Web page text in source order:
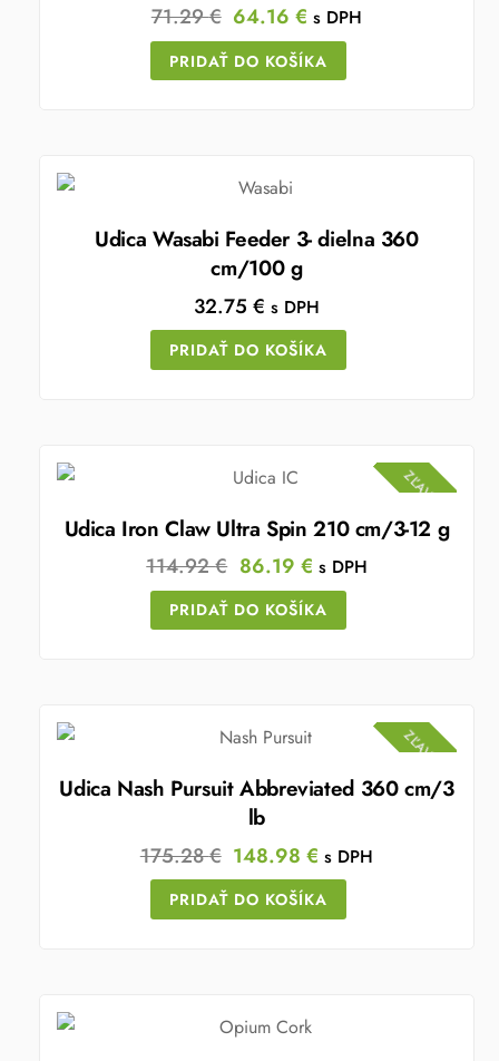
71.29€ Original
price
was:
64.16€ Current
price
is:
s DPH
PRIDAŤ DO KOŠÍKA
Udica Wasabi Feeder 3- dielna 360
cm/100 g
32.75 € s DPH
PRIDAŤ DO KOŠÍKA
ZĽAVA!
Udica Iron Claw Ultra Spin 210 cm/3-12 g
114.92€ Original
price
was:
86.19 €Current
price
is:
s DPH
PRIDAŤ DO KOŠÍKA
ZĽAVA!
Udica Nash Pursuit Abbreviated 360 cm/3
lb
175.28€ Original
price
was:
148.98€ Current
price
is:
s DPH
PRIDAŤ DO KOŠÍKA